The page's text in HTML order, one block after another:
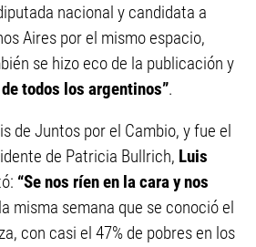
nacional y candidata a
Aires por el mismo espacio,
se hizo eco de la publicación y
de todos los argentinos”.
de Juntos por el Cambio, y fue el
de Patricia Bullrich, Luis
“Se nos ríen en la cara y nos
misma semana que se conoció el
con casi el 47% de pobres en los